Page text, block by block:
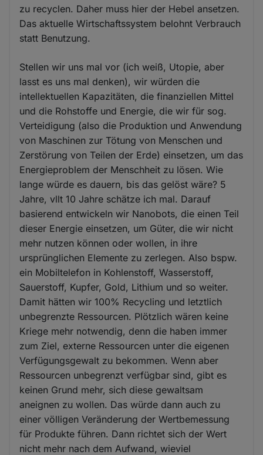
zu recyclen. Daher muss hier der Hebel ansetzen.
Das aktuelle Wirtschaftssystem belohnt Verbrauch
statt Benutzung.
Stellen wir uns mal vor (ich weiß, Utopie, aber
lasst es uns mal denken), wir würden die
intellektuellen Kapazitäten, die finanziellen Mittel
und die Rohstoffe und Energie, die wir für sog.
Verteidigung (also die Produktion und Anwendung
von Maschinen zur Tötung von Menschen und
Zerstörung von Teilen der Erde) einsetzen, um das
Energieproblem der Menschheit zu lösen. Wie
lange würde es dauern, bis das gelöst wäre? 5
Jahre, vllt 10 Jahre schätze ich mal. Darauf
basierend entwickeln wir Nanobots, die einen Teil
dieser Energie einsetzen, um Güter, die wir nicht
mehr nutzen können oder wollen, in ihre
ursprünglichen Elemente zu zerlegen. Also bspw.
ein Mobiltelefon in Kohlenstoff, Wasserstoff,
Sauerstoff, Kupfer, Gold, Lithium und so weiter.
Damit hätten wir 100% Recycling und letztlich
unbegrenzte Ressourcen. Plötzlich wären keine
Kriege mehr notwendig, denn die haben immer
zum Ziel, externe Ressourcen unter die eigenen
Verfügungsgewalt zu bekommen. Wenn aber
Ressourcen unbegrenzt verfügbar sind, gibt es
keinen Grund mehr, sich diese gewaltsam
aneignen zu wollen. Das würde dann auch zu
einer völligen Veränderung der Wertbemessung
für Produkte führen. Dann richtet sich der Wert
nicht mehr nach dem Aufwand, wieviel